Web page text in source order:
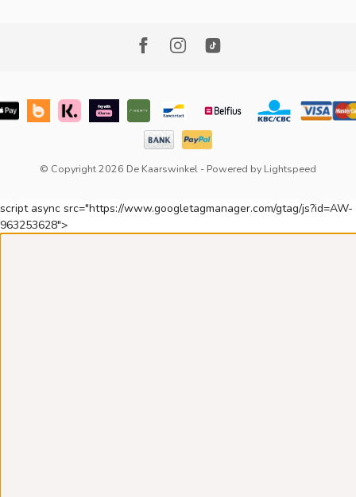
© Copyright 2026 De Kaarswinkel - Powered by Lightspeed
script async src="https://www.googletagmanager.com/gtag/js?id=AW-
963253628">